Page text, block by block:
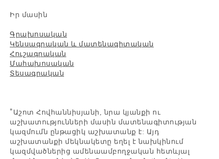
Իր մասին
Գրախոսական
Կենսագրական և մատենագիտական
Հուշագրական
Մահախոսական
Տեսագրական
* Աշոտ Հովհաննիսյանի, նրա կյանքի ու
աշխատությունների մասին մատենագիտության
կազմումն ընթացիկ աշխատանք է: Այդ
աշխատանքի մեկնակետը եղել է նախկինում
կազմվածներից ամենաամբողջական հետևյալ